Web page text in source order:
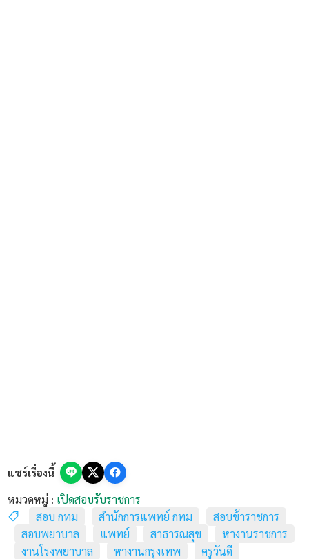
แชร์เรื่องนี้
หมวดหมู่ : เปิดสอบรับราชการ
สอบ กทม
สำนักการแพทย์ กทม
สอบข้าราชการ
สอบพยาบาล
แพทย์ สาธารณสุข
หางานราชการ
งานโรงพยาบาล
หางานกรุงเทพ
ครูวันดี